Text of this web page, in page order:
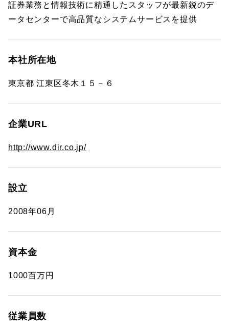
証券業務と情報技術に精通したスタッフが最新鋭のデ
ータセンターで高品質なシステムサービスを提供
本社所在地
東京都 江東区冬木１５－６
企業URL
http://www.dir.co.jp/
設立
2008年06月
資本金
1000百万円
従業員数